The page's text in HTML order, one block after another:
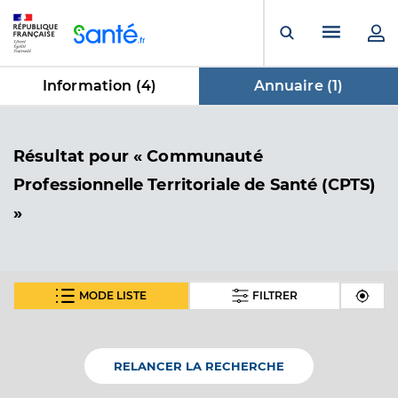
Ouvrir laMenu
Information (4) Annuaire (1)
Résultat dans Annuaire
pour « Communauté
Professionnelle Territoriale de Santé (CPTS)
»
MODE LISTE FILTRER
(CPTS)
Etablissement de soins
RELANCER LA RECHERCHE